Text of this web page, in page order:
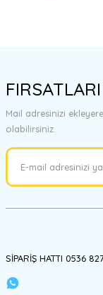
Mail adresinizi
olabilirsiniz.
SİPARİŞ HATTI 0536